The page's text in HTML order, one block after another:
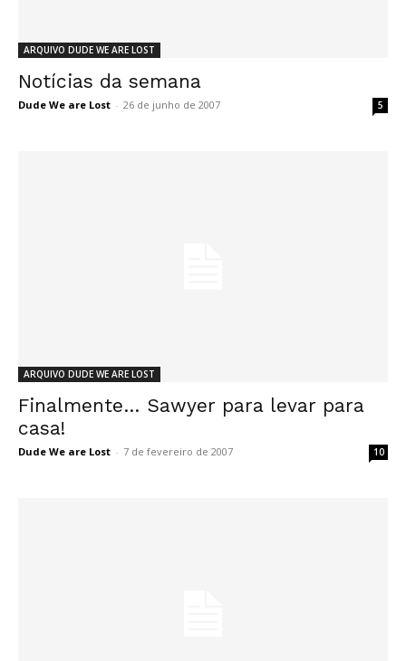
ARQUIVO DUDE WE ARE LOST
Notícias da semana
Dude We are Lost - 26 de junho de 2007 5
ARQUIVO DUDE WE ARE LOST
Finalmente… Sawyer para levar para
casa!
Dude We are Lost - 7 de fevereiro de 2007 10